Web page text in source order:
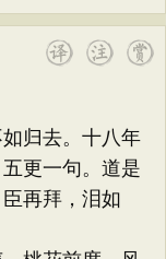
归去。十八年
更一句。道是
再拜，泪如